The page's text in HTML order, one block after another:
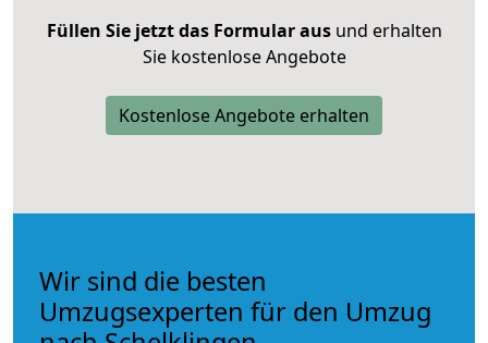
Füllen Sie jetzt das Formular ausund erhalten
Sie kostenlose Angebote
Kostenlose Angebote erhalten
Wir sind die besten
Umzugsexperten für den Umzug